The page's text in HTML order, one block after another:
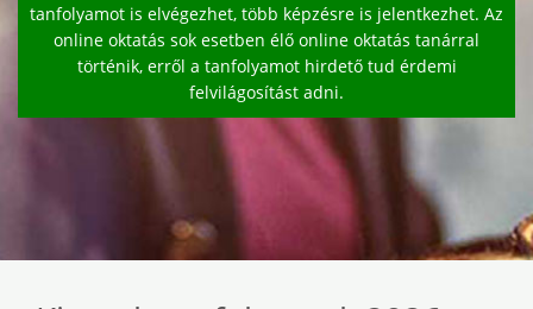
tanfolyamot is elvégezhet, több képzésre is jelentkezhet. Az
online oktatás sok esetben élő online oktatás tanárral
történik, erről a tanfolyamot hirdető tud érdemi
felvilágosítást adni.